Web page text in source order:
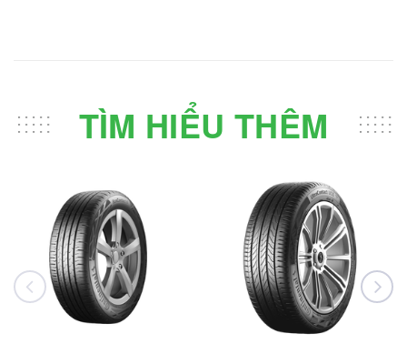
TÌM HIỂU THÊM